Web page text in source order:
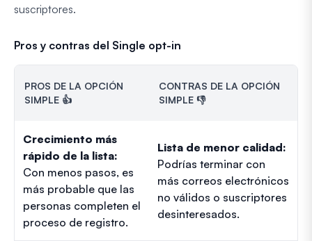
suscriptores.
Pros y contras del Single opt-in
PROS DE LA OPCIÓN
SIMPLE 👍
CONTRAS DE LA OPCIÓN
SIMPLE 👎
Crecimiento más
rápido de la lista:
Con menos pasos, es
más probable que las
personas completen el
proceso de registro.
Lista de menor calidad:
Podrías terminar con
más correos electrónicos
no válidos o suscriptores
desinteresados.